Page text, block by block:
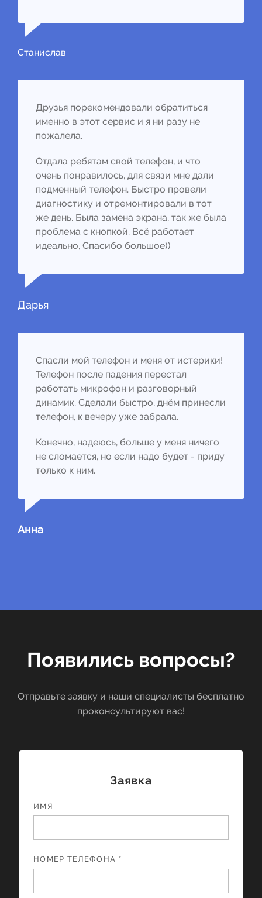
Станислав
Друзья порекомендовали обратиться
именно в этот сервис и я ни разу не
пожалела.
Отдала ребятам свой телефон, и что
очень понравилось, для связи мне дали
подменный телефон. Быстро провели
диагностику и отремонтировали в тот
же день. Была замена экрана, так же была
проблема с кнопкой. Всё работает
идеально, Спасибо большое))
Дарья
Спасли мой телефон и меня от истерики!
Телефон после падения перестал
работать микрофон и разговорный
динамик. Сделали быстро, днём принесли
телефон, к вечеру уже забрала.
Конечно, надеюсь, больше у меня ничего
не сломается, но если надо будет - приду
только к ним.
Анна
Появились вопросы?
Отправьте заявку и наши специалисты бесплатно
проконсультируют вас!
Заявка
ИМЯ
НОМЕР ТЕЛЕФОНА *